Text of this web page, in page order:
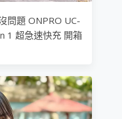
問題 ONPRO UC-
1 超急速快充 開箱